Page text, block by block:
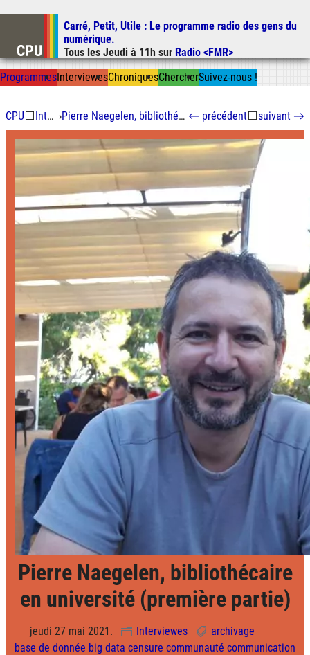
Aller au contenu
Aller à la recherche
Carré, Petit, Utile : Le programme radio des gens du
numérique.
Tous les Jeudi à 11h sur Radio <FMR>
ProgrammesInterviewesChroniquesChercherSuivez-nous !
CPU⬜ Interviewes › Pierre Naegelen, bibliothécaire en université (première partie) ← précédent⬜suivant →
Pierre Naegelen, bibliothécaire
en université (première partie)
jeudi 27 mai 2021. Interviewes
archivage
base de donnée big data censure communauté communication